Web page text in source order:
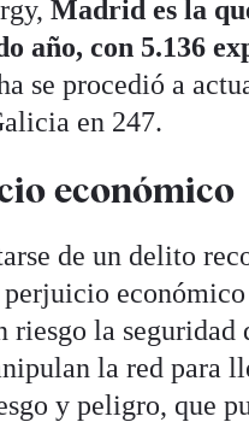
Madrid es la
año, con 5.136
se procedió a
en 247.
económico
de un delito
perjuicio
riesgo la seguridad
la red para
y peligro, que